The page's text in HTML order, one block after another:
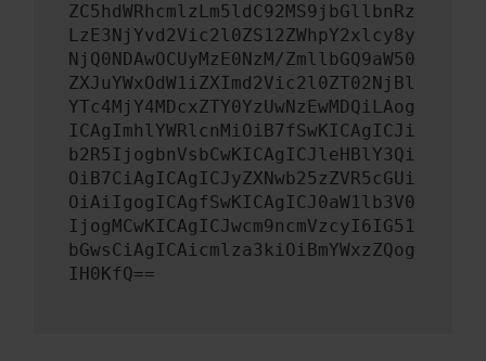
ZC5hdWRhcmlzLm5ldC92MS9jbGllbnRz
LzE3NjYvd2Vic2l0ZS12ZWhpY2xlcy8y
NjQ0NDAwOCUyMzE0NzM/ZmllbGQ9aW50
ZXJuYWxOdW1iZXImd2Vic2l0ZT02NjBl
YTc4MjY4MDcxZTY0YzUwNzEwMDQiLAog
ICAgImhlYWRlcnMiOiB7fSwKICAgICJi
b2R5IjogbnVsbCwKICAgICJleHBlY3Qi
OiB7CiAgICAgICJyZXNwb25zZVR5cGUi
OiAiIgogICAgfSwKICAgICJ0aW1lb3V0
IjogMCwKICAgICJwcm9ncmVzcyI6IG51
bGwsCiAgICAicmlza3kiOiBmYWxzZQog
IH0KfQ==